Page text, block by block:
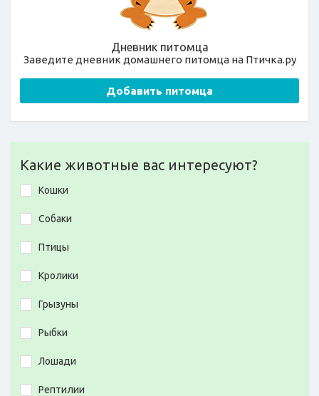
Дневник питомца
Заведите дневник домашнего питомца на Птичка.ру
Добавить питомца
Какие животные вас интересуют?
Кошки
Собаки
Птицы
Кролики
Грызуны
Рыбки
Лошади
Рептилии